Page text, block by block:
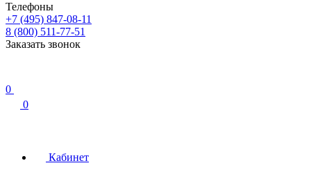
Телефоны
+7 (495) 847-08-11
8 (800) 511-77-51
Заказать звонок
0
0
Кабинет